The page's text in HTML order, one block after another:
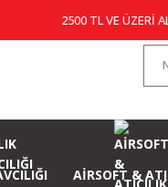
2500 TL VE ÜZERİ
AİRSOFT &